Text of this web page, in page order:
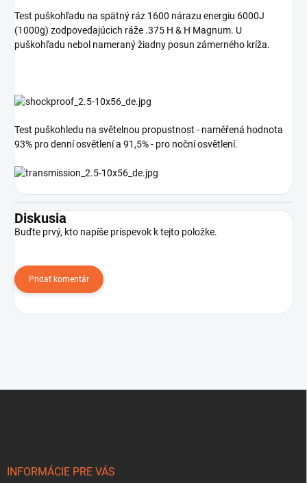
Test puškohľadu na spätný ráz 1600 nárazu energiu 6000J
(1000g) zodpovedajúcich ráže .375 H & H Magnum. U
puškohľadu nebol nameraný žiadny posun zámerného kríža.
Test puškohledu na světelnou propustnost - naměřená hodnota
93% pro denní osvětlení a 91,5% - pro noční osvětlení.
Diskusia
Buďte prvý, kto napíše príspevok k tejto položke.
Pridať komentár
INFORMÁCIE PRE VÁS